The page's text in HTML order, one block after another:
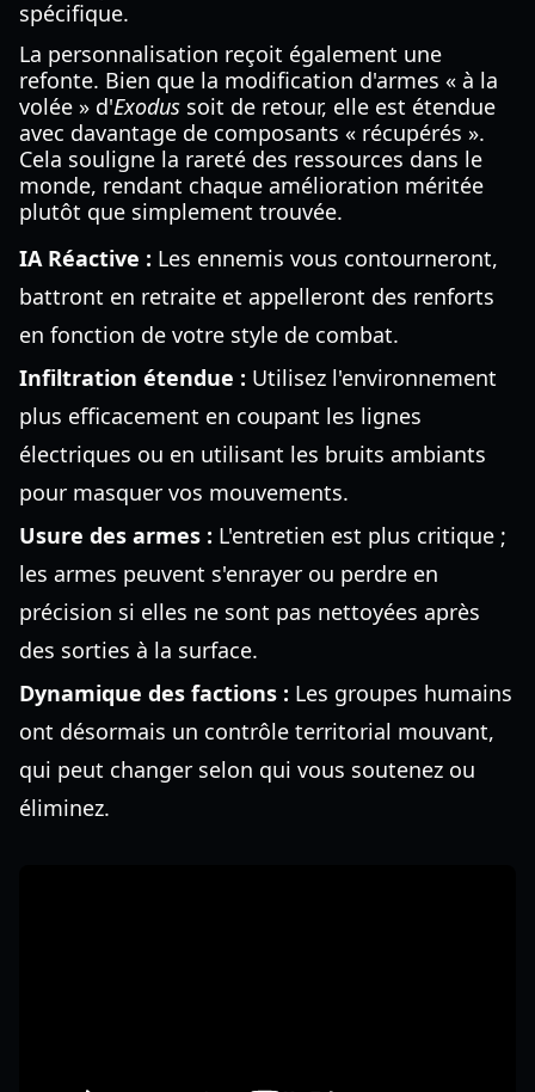
spécifique.
La personnalisation reçoit également une
refonte. Bien que la modification d'armes « à la
volée » d'Exodus soit de retour, elle est étendue
avec davantage de composants « récupérés ».
Cela souligne la rareté des ressources dans le
monde, rendant chaque amélioration méritée
plutôt que simplement trouvée.
IA Réactive : Les ennemis vous contourneront,
battront en retraite et appelleront des renforts
en fonction de votre style de combat.
Infiltration étendue : Utilisez l'environnement
plus efficacement en coupant les lignes
électriques ou en utilisant les bruits ambiants
pour masquer vos mouvements.
Usure des armes : L'entretien est plus critique ;
les armes peuvent s'enrayer ou perdre en
précision si elles ne sont pas nettoyées après
des sorties à la surface.
Dynamique des factions : Les groupes humains
ont désormais un contrôle territorial mouvant,
qui peut changer selon qui vous soutenez ou
éliminez.